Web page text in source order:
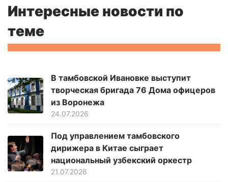
Интересные новости по
теме
В тамбовской Ивановке выступит
творческая бригада 76 Дома офицеров
из Воронежа
24.07.2026
Под управлением тамбовского
дирижера в Китае сыграет
национальный узбекский оркестр
21.07.2026